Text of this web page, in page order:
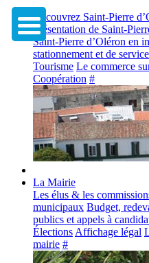
Découvrez Saint-Pierre
Présentation de Saint-
Saint-Pierre d’Oléron en
stationnement et de
Tourisme Le commerce
Coopération #
La Mairie
Les élus & les
municipaux Budget,
publics et appels à
Élections Affichage légal
mairie #